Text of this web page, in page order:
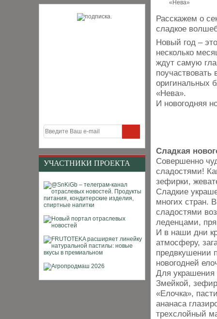
УЧАСТНИКИ ПРОЕКТА
Расскажем о
сладкое
Новый год –
несколько
ждут самую
поучаствовать
оригинальных
«Нева».
И новогодняя
Сладкая
Совершенно
сладостями!
зефирки,
Сладкие
многих стран.
сладостями
леденцами,
И в наши дни
атмосферу,
предвкушении
новогодней
Для украшения
Змейкой,
«Елочка»,
ананаса
трехслойный